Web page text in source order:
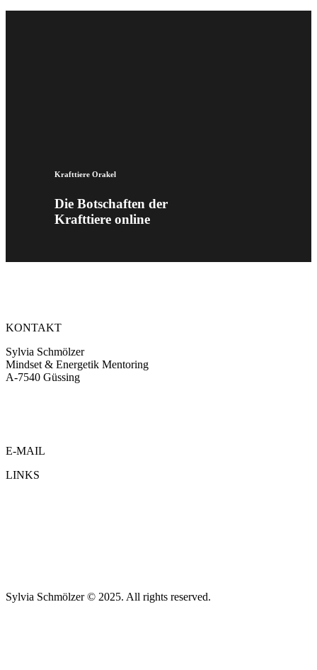
Krafttiere Orakel
Die Botschaften der
Krafttiere online
KONTAKT
Sylvia Schmölzer
Mindset & Energetik Mentoring
A-7540 Güssing
E-MAIL
LINKS
Sylvia Schmölzer © 2025. All rights reserved.